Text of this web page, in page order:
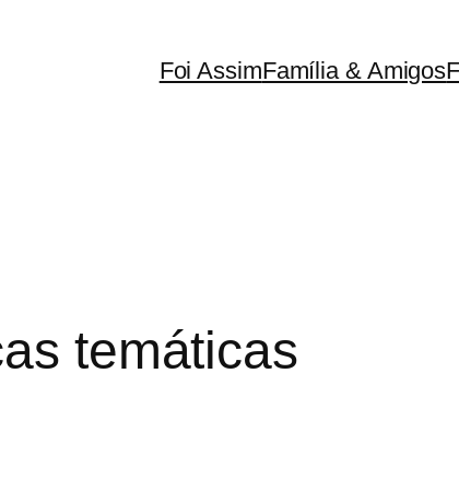
Foi AssimFamília & Amigos
temáticas